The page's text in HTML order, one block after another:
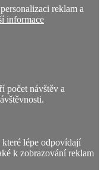
reklam a
informace
počet návštěv a
lépe odpovídají
k zobrazování reklam